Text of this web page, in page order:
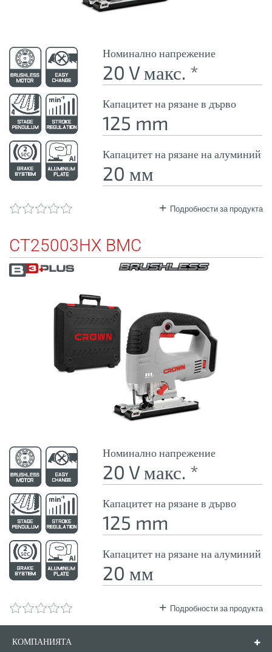
Номинално напрежение
20 V макс. *
Капацитет на рязане в дърво
125 mm
Капацитет на рязане на алуминий
20 мм
Подробности за продукта
CT25003HX BMC
Номинално напрежение
20 V макс. *
Капацитет на рязане в дърво
125 mm
Капацитет на рязане на алуминий
20 мм
Подробности за продукта
КОМПАНИЯТА